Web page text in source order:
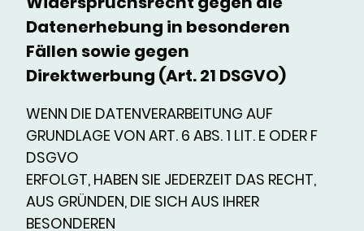
Datenerhebung in besonderen
Fällen sowie gegen
Direktwerbung (Art. 21 DSGVO)
WENN DIE DATENVERARBEITUNG AUF
GRUNDLAGE VON ART. 6 ABS. 1 LIT. E ODER F
DSGVO
ERFOLGT, HABEN SIE JEDERZEIT DAS RECHT,
AUS GRÜNDEN, DIE SICH AUS IHRER
BESONDEREN